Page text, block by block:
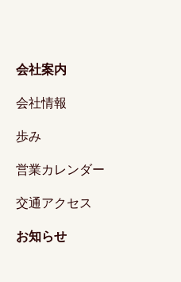
会社案内
会社情報
歩み
営業カレンダー
交通アクセス
お知らせ